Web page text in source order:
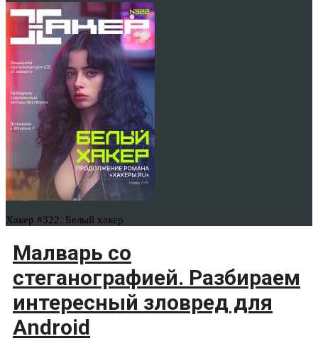
Хакер #322. Белый хакер
Малварь со
стеганографией. Разбираем
интересный зловред для
Android